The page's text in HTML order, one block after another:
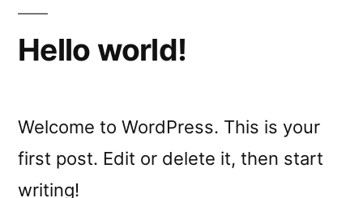
Hello world!
Welcome to WordPress. This is your
first post. Edit or delete it, then start
writing!